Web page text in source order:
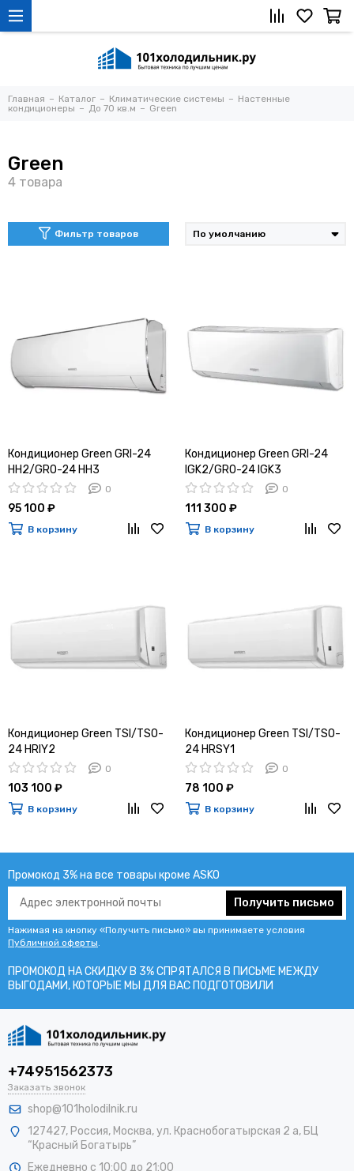
Главная Каталог Климатические системы
Настенные
кондиционеры
До 70 кв.м Green
Green
Фильтр товаров
Кондиционер Green GRI-24
HH2/GRO-24 HH3
0
95 100 ₽
В корзину
Кондиционер Green GRI-24
IGK2/GRO-24 IGK3
0
111 300 ₽
В корзину
Кондиционер Green TSI/TSO-
24 HRIY2
0
103 100 ₽
В корзину
Кондиционер Green TSI/TSO-
24 HRSY1
0
78 100 ₽
В корзину
Промокод 3% на все товары кроме ASKO
Получить письмо
Нажимая на кнопку «Получить письмо» вы принимаете условия
Публичной оферты
ПРОМОКОД НА СКИДКУ В 3% СПРЯТАЛСЯ В ПИCЬМЕ МЕЖДУ
ВЫГОДАМИ, КОТОРЫЕ МЫ ДЛЯ ВАС ПОДГОТОВИЛИ
+74951562373
Заказать звонок
shop@101holodilnik.ru
127427, Россия, Москва,ул. Краснобогатырская 2 а, БЦ
“Красный Богатырь”
Ежедневно с 10:00 до 21:00